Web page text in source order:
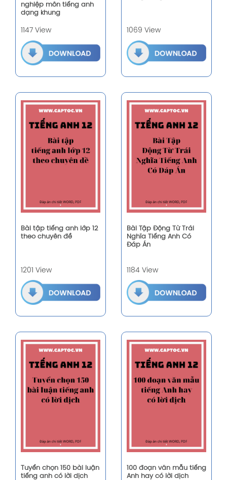
nghiệp môn tiếng anh
dạng khung
1147 View 1069 View
Bài tập tiếng anh lớp 12
theo chuyên đề
1201 View
Bài Tập Động Từ Trái
Nghĩa Tiếng Anh Có
Đáp Án
1184 View
Tuyển chọn 150 bài luận
tiếng anh có lời dịch
100 đoạn văn mẫu tiếng
Anh hay có lời dịch